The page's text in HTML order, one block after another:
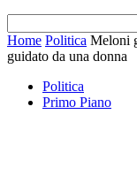
Home Politica Meloni
guidato da una donna
Politica
Primo Piano